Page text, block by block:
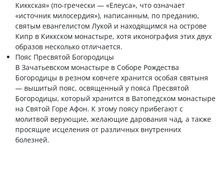
Киккская» (по-гречески — «Елеуса», что означает
«источник милосердия»), написанным, по преданию,
святым евангелистом Лукой и находящимся на острове
Кипр в Киккском монастыре, хотя иконография этих двух
образов несколько отличается.
Пояс Пресвятой Богородицы
В Зачатьевском монастыре в Соборе Рождества
Богородицы в резном ковчеге хранится особая святыня
— вышитый пояс, освященный у пояса Пресвятой
Богородицы, который хранится в Ватопедском монастыре
на Святой Горе Афон. К этому поясу прибегают с
молитвой верующие, желающие дарования чад, а также
просящие исцеления от различных внутренних
болезней.